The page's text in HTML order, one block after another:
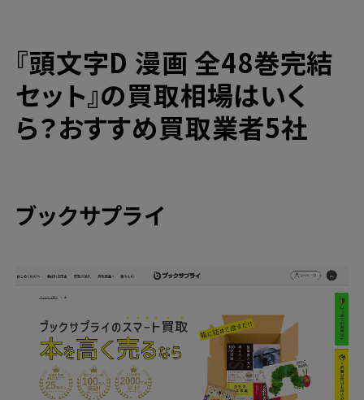
高価買取ならブックサプライへ
今なら期間限定のキャンペーンも開催中！
『頭文字D 漫画 全48巻完結
セット』の買取相場はいく
ら？おすすめ買取業者5社
ブックサプライ